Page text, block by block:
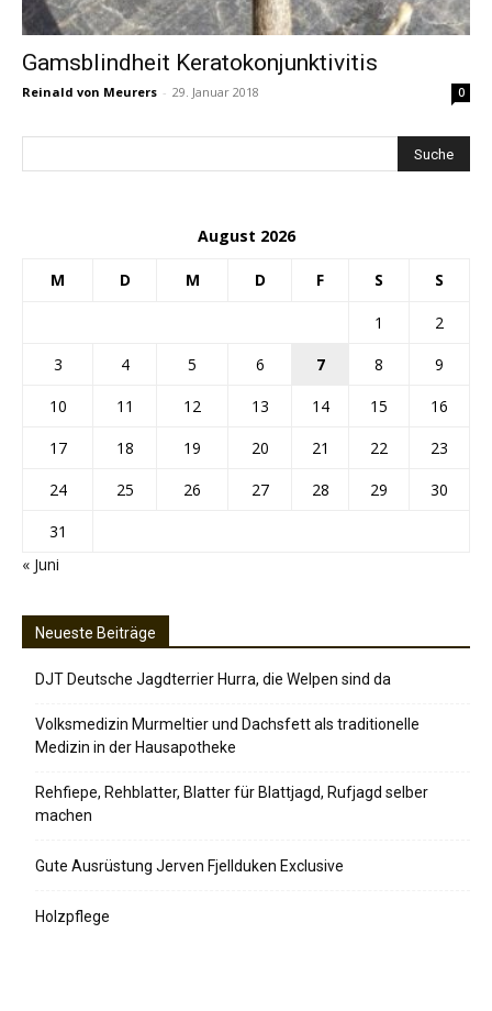
Gamsblindheit Keratokonjunktivitis
Reinald von Meurers - 29. Januar 2018 0
August 2026
M D M D F S S
1
2
3
4 5 6 7 8
9
10
11 12 13 14 15
16
17
18 19 20 21 22
23
24
25 26 27 28 29
30
31
« Juni
Neueste Beiträge
DJT Deutsche Jagdterrier Hurra, die Welpen sind da
Volksmedizin Murmeltier und Dachsfett als traditionelle
Medizin in der Hausapotheke
Rehfiepe, Rehblatter, Blatter für Blattjagd, Rufjagd selber
machen
Gute Ausrüstung Jerven Fjellduken Exclusive
Holzpflege